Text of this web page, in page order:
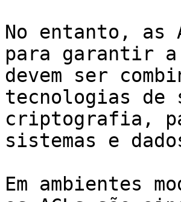
No entanto, as
para garantir a
devem ser
tecnologias de
criptografia,
sistemas e
Em ambientes